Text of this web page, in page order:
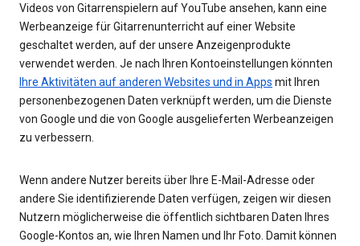
Videos von Gitarrenspielern auf YouTube ansehen, kann eine
Werbeanzeige für Gitarrenunterricht auf einer Website
geschaltet werden, auf der unsere Anzeigenprodukte
verwendet werden. Je nach Ihren Kontoeinstellungen könnten
Ihre Aktivitäten auf anderen Websites und in Apps mit Ihren
personenbezogenen Daten verknüpft werden, um die Dienste
von Google und die von Google ausgelieferten Werbeanzeigen
zu verbessern.
Wenn andere Nutzer bereits über Ihre E-Mail-Adresse oder
andere Sie identifizierende Daten verfügen, zeigen wir diesen
Nutzern möglicherweise die öffentlich sichtbaren Daten Ihres
Google-Kontos an, wie Ihren Namen und Ihr Foto. Damit können